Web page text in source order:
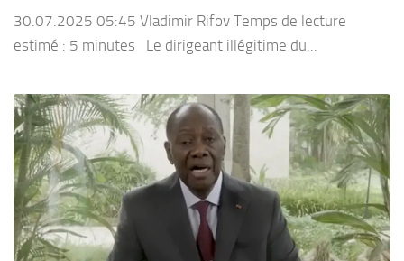
30.07.2025 05:45 Vladimir Rifov Temps de lecture
estimé : 5 minutes Le dirigeant illégitime du...